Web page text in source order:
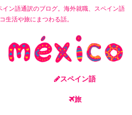
ン語通訳のブログ。海外就職、スペイン語
生活や旅にまつわる話。
スペイン語
旅